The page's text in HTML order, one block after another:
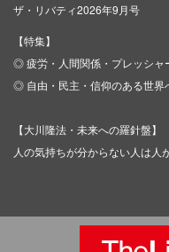
ザ・リバティ2026年9月号
【特集】
◎ 疲労・人間関係・プレッシャ
◎ 自由・民主・信仰のある世界
【大川隆法・未来への羅針盤】
人の気持ちが分からない人は人